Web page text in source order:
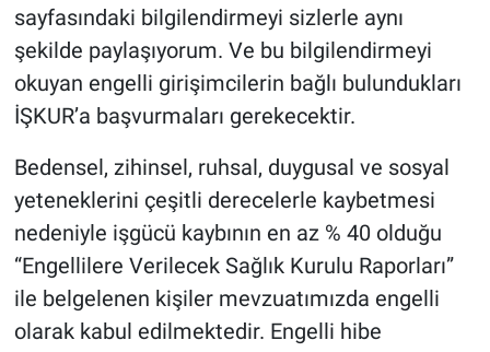
sayfasındaki bilgilendirmeyi sizlerle aynı
şekilde paylaşıyorum. Ve bu bilgilendirmeyi
okuyan engelli girişimcilerin bağlı bulundukları
İŞKUR’a başvurmaları gerekecektir.
Bedensel, zihinsel, ruhsal, duygusal ve sosyal
yeteneklerini çeşitli derecelerle kaybetmesi
nedeniyle işgücü kaybının en az % 40 olduğu
“Engellilere Verilecek Sağlık Kurulu Raporları”
ile belgelenen kişiler mevzuatımızda engelli
olarak kabul edilmektedir. Engelli hibe